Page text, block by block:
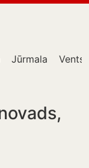
Jūrmala